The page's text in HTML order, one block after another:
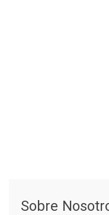
Sobre